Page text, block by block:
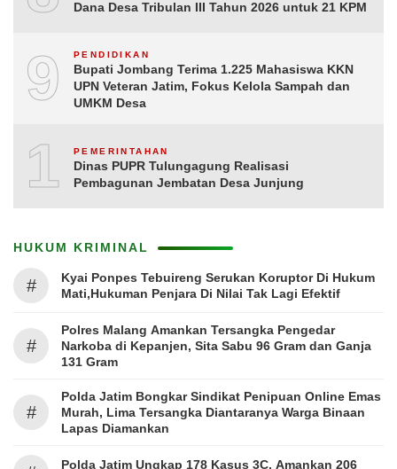
Dana Desa Tribulan III Tahun 2026 untuk 21 KPM
9 PENDIDIKAN
Bupati Jombang Terima 1.225 Mahasiswa KKN
UPN Veteran Jatim, Fokus Kelola Sampah dan
UMKM Desa
10PEMERINTAHAN
Dinas PUPR Tulungagung Realisasi
Pembagunan Jembatan Desa Junjung
HUKUM KRIMINAL
#
Kyai Ponpes Tebuireng Serukan Koruptor Di Hukum
Mati,Hukuman Penjara Di Nilai Tak Lagi Efektif
#
Polres Malang Amankan Tersangka Pengedar
Narkoba di Kepanjen, Sita Sabu 96 Gram dan Ganja
131 Gram
#
Polda Jatim Bongkar Sindikat Penipuan Online Emas
Murah, Lima Tersangka Diantaranya Warga Binaan
Lapas Diamankan
Polda Jatim Ungkap 178 Kasus 3C, Amankan 206